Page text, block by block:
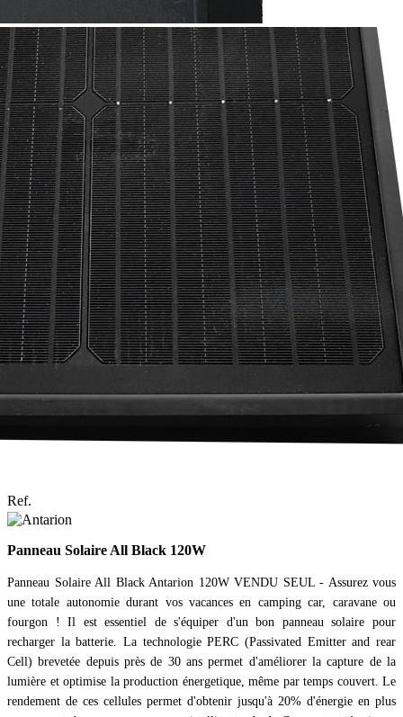
Ref.
Panneau Solaire All Black 120W
Panneau Solaire All Black Antarion 120W VENDU SEUL - Assurez vous
une totale autonomie durant vos vacances en camping car, caravane ou
fourgon ! Il est essentiel de s'équiper d'un bon panneau solaire pour
recharger la batterie. La technologie PERC (Passivated Emitter and rear
Cell) brevetée depuis près de 30 ans permet d'améliorer la capture de la
lumière et optimise la production énergetique, même par temps couvert. Le
rendement de ces cellules permet d'obtenir jusqu'à 20% d'énergie en plus